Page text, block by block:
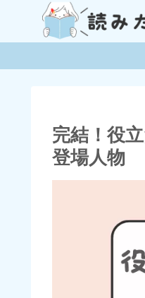
完結！役
登場人物